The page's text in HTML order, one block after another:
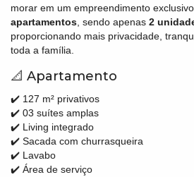
morar em um empreendimento
apartamentos , sendo apenas 2
proporcionando mais privacidade,
toda a família.
📐 Apartamento
✔️ 127 m² privativos
✔️ 03 suítes amplas
✔️ Living integrado
✔️ Sacada com churrasqueira
✔️ Lavabo
✔️ Área de serviço